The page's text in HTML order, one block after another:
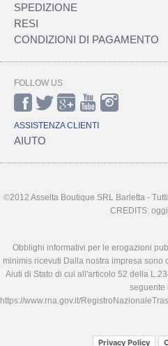
SPEDIZIONE
RESI
CONDIZIONI DI PAGAMENTO
FOLLOW US
ASSISTENZA CLIENTI
AIUTO
©2012 Asselta Boutique SRL Barletta -
CREDITS:
Obblighi informativi per le erogazioni
minimis ricevuti Dalla nostra impresa
Aiuti di Stato di cui all'articolo 52 della
seguente
https://www.rna.gov.it/
Privacy Policy